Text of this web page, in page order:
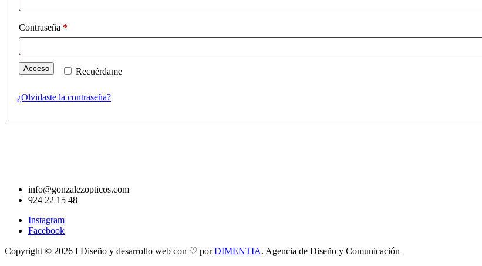
Contraseña *Obligatorio
Recuérdame
Acceso
¿Olvidaste la contraseña?
info@gonzalezopticos.com
924 22 15 48
Instagram
Facebook
Copyright © 2026 I Diseño y desarrollo web con ♡ porDIMENTIA. Agencia de Diseño y Comunicación